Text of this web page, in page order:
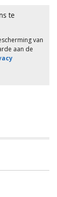
te
van
aan de